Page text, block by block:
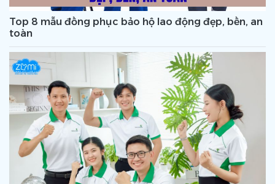
Top 8 mẫu đồng phục bảo hộ lao động đẹp, bền, an
toàn